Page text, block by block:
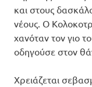
και στους
νέους. Ο
χανόταν τον γιο
οδηγούσε στον
Χρειάζεται